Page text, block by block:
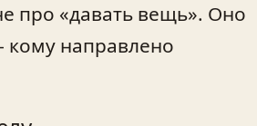
про «давать вещь». Оно
кому направлено